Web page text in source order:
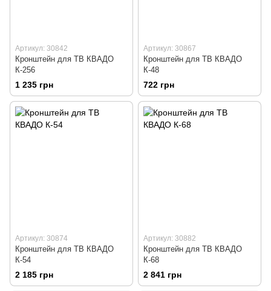
Артикул: 30842
Кронштейн для ТВ КВАДО
К-256
1 235 грн
Артикул: 30867
Кронштейн для ТВ КВАДО
К-48
722 грн
Артикул: 30874
Кронштейн для ТВ КВАДО
К-54
2 185 грн
Артикул: 30882
Кронштейн для ТВ КВАДО
К-68
2 841 грн